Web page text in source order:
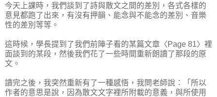
今天上課時，我們談到了詩與散文之間的差別，各式各樣的
意見都跑了出來，有沒有押韻、能念與不能念的差別、音樂
性的差別等等。
這時候，學長提到了我們前陣子看的某篇文章〈Page 81〉裡
面談到的某段，然後我們花了一些時間重新朗讀了那段的原
文。
讀完之後，我突然重新有了一種感悟，我問老師說：「所以
作者的意思是說，因為散文文字裡所附載的意義，與所使用